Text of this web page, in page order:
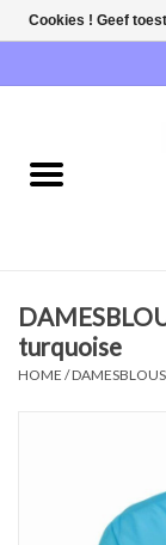
NIEUW!
SWEATERS /
POLOSHIRTS
turquoise
HOME /
Cookies ! Geef